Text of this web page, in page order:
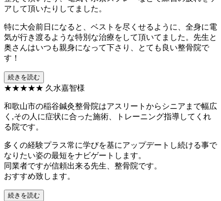
アして頂いたりしてました。
特に大会前日になると、ベストを尽くせるように、全身に電
気が行き渡るような特別な治療をして頂いてました。先生と
奥さんはいつも親身になって下さり、とても良い整骨院で
す！
続きを読む
★★★★★ 久水嘉智様
和歌山市の稲谷鍼灸整骨院はアスリートからシニアまで幅広
く,その人に症状に合った施術、トレーニング指導してくれ
る院です。
多くの経験プラス常に学びを基にアップデートし続ける事で
なりたい姿の最短をナビゲートします。
同業者ですが信頼出来る先生、整骨院です。
おすすめ致します。
続きを読む